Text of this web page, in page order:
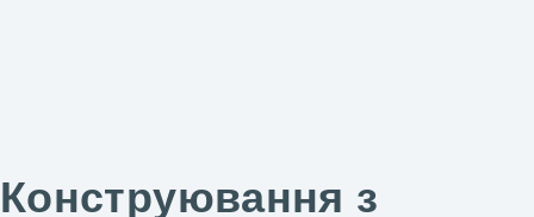
Конструювання з